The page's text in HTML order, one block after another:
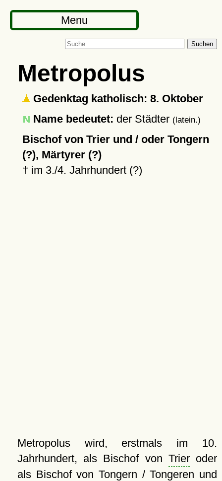
Menu
Suchen
Metropolus
Gedenktag katholisch: 8. Oktober
Name bedeutet: der Städter (latein.)
Bischof von Trier und / oder Tongern
(?), Märtyrer (?)
† im 3./4. Jahrhundert (?)
Metropolus wird, erstmals im 10.
Jahrhundert, als Bischof von Trieroder
als Bischof von Tongern / Tongeren und